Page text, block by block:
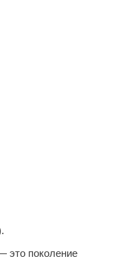
это поколение